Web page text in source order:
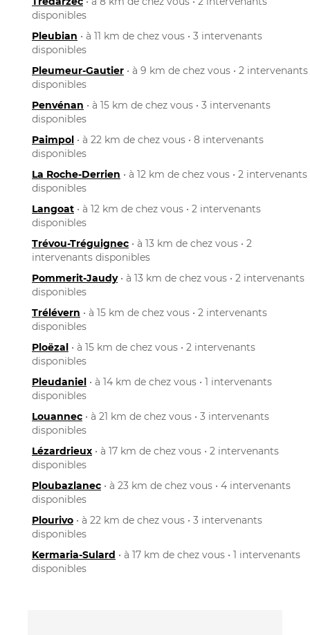
disponibles
Pleubian • à 11 km de chez vous • 3 intervenants
disponibles
Pleumeur-Gautier • à 9 km de chez vous • 2 intervenants
disponibles
Penvénan • à 15 km de chez vous • 3 intervenants
disponibles
Paimpol • à 22 km de chez vous • 8 intervenants
disponibles
La Roche-Derrien • à 12 km de chez vous • 2 intervenants
disponibles
Langoat • à 12 km de chez vous • 2 intervenants
disponibles
Trévou-Tréguignec • à 13 km de chez vous • 2
intervenants disponibles
Pommerit-Jaudy• à 13 km de chez vous • 2 intervenants
disponibles
Trélévern • à 15 km de chez vous • 2 intervenants
disponibles
Ploëzal • à 15 km de chez vous • 2 intervenants
disponibles
Pleudaniel • à 14 km de chez vous • 1 intervenants
disponibles
Louannec • à 21 km de chez vous • 3 intervenants
disponibles
Lézardrieux • à 17 km de chez vous • 2 intervenants
disponibles
Ploubazlanec • à 23 km de chez vous • 4 intervenants
disponibles
Plourivo • à 22 km de chez vous • 3 intervenants
disponibles
Kermaria-Sulard • à 17 km de chez vous • 1 intervenants
disponibles